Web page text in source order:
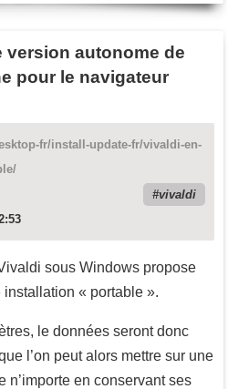
version autonome de
pour le navigateur
fr/install-update-fr/vivaldi-en-
vivaldi
sous Windows propose
installation « portable ».
le données seront donc
l’on peut alors mettre sur une
n’importe en conservant ses